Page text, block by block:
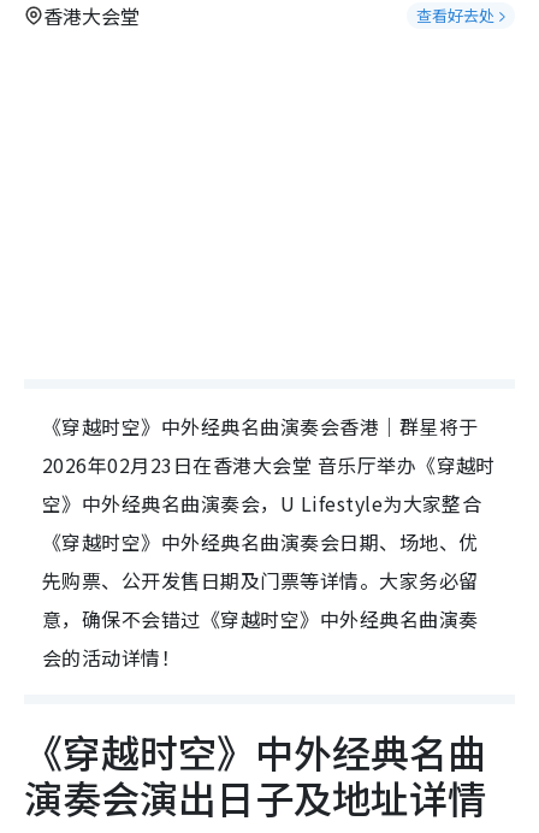
香港大会堂
查看好去处
《穿越时空》中外经典名曲演奏会香港｜群星将于
2026年02月23日在香港大会堂 音乐厅举办《穿越时
空》中外经典名曲演奏会，U Lifestyle为大家整合
《穿越时空》中外经典名曲演奏会日期、场地、优
先购票、公开发售日期及门票等详情。大家务必留
意，确保不会错过《穿越时空》中外经典名曲演奏
会的活动详情！
《穿越时空》中外经典名曲
演奏会演出日子及地址详情